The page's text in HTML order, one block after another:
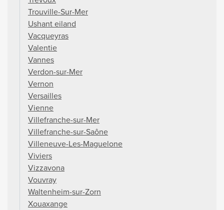
Trouville-Sur-Mer
Ushant eiland
Vacqueyras
Valentie
Vannes
Verdon-sur-Mer
Vernon
Versailles
Vienne
Villefranche-sur-Mer
Villefranche-sur-Saône
Villeneuve-Les-Maguelone
Viviers
Vizzavona
Vouvray
Waltenheim-sur-Zorn
Xouaxange